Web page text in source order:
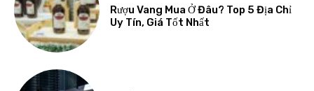
Rượu Vang Mua Ở Đâu? Top 5 Địa Chỉ
Uy Tín, Giá Tốt Nhất